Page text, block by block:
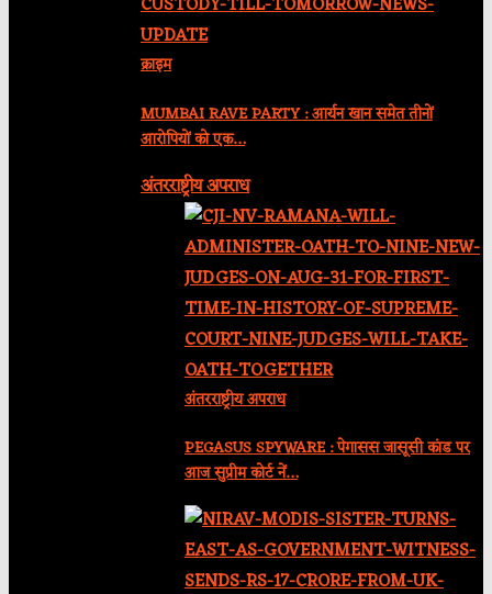
क्राइम
MUMBAI RAVE PARTY : आर्यन खान समेत तीनों
आरोपियों को एक…
अंतरराष्ट्रीय अपराध
अंतरराष्ट्रीय अपराध
PEGASUS SPYWARE : पेगासस जासूसी कांड पर
आज सुप्रीम कोर्ट नें…